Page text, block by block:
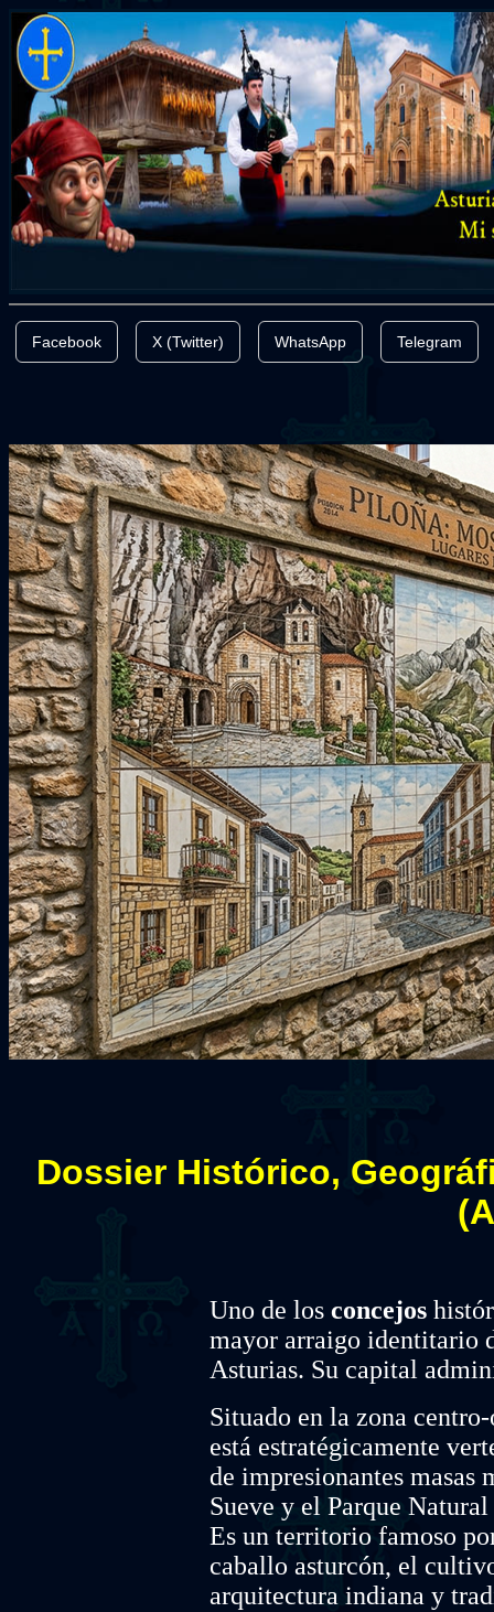
Facebook X (Twitter) WhatsApp Telegram
Dossier Histórico,
Uno de los concejos
mayor arraigo identitario
Asturias. Su capital
Situado en la zona
está estratégicamente
de impresionantes masas
Sueve y el Parque
Es un territorio famoso
caballo asturcón, el
arquitectura indiana y